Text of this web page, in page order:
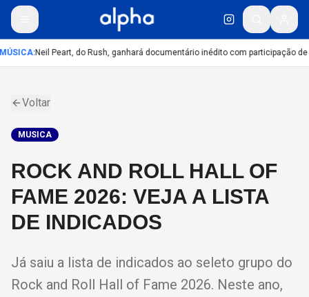
:Neil Peart, do Rush, ganhará documentário inédito com participação de
Voltar
MUSICA
ROCK AND ROLL HALL OF
FAME 2026: VEJA A LISTA
DE INDICADOS
Já saiu a lista de indicados ao seleto grupo do
Rock and Roll Hall of Fame 2026. Neste ano,